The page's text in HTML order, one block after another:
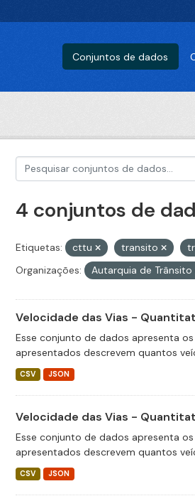
Conjuntos de dados
4 conjuntos de
Etiquetas: cttu transito
Organizações:
Autarquia de
Velocidade das Vias -
Esse conjunto de dados apresenta
apresentados descrevem quantos
CSV JSON
Velocidade das Vias -
Esse conjunto de dados apresenta
apresentados descrevem quantos
CSV JSON